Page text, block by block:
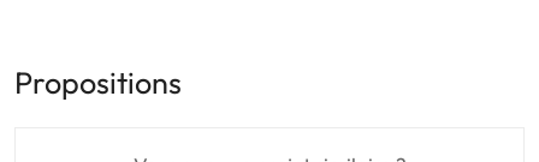
Propositions